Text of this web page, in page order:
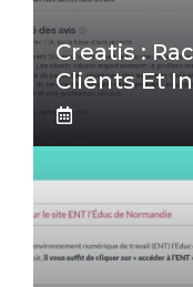
Creatis :
Clients Et